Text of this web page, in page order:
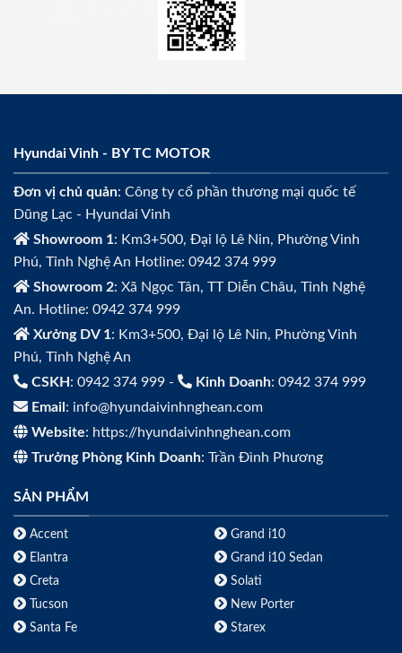
Hyundai Vinh - BY TC MOTOR
Đơn vị chủ quản: Công ty cổ phần thương mại quốc tế
Dũng Lạc - Hyundai Vinh
Showroom 1: Km3+500, Đại lộ Lê Nin, Phường Vinh
Phú, Tỉnh Nghệ An Hotline: 0942 374 999
Showroom 2: Xã Ngọc Tân, TT Diễn Châu, Tỉnh Nghệ
An. Hotline: 0942 374 999
Xưởng DV 1: Km3+500, Đại lộ Lê Nin, Phường Vinh
Phú, Tỉnh Nghệ An
CSKH : 0942 374 999 - Kinh Doanh: 0942 374 999
Email : info@hyundaivinhnghean.com
Website: https://hyundaivinhnghean.com
Trưởng Phòng Kinh Doanh: Trần Đình Phương
SẢN PHẨM
Accent
Elantra
Creta
Tucson
Santa Fe
Grand i10
Grand i10 Sedan
Solati
New Porter
Starex